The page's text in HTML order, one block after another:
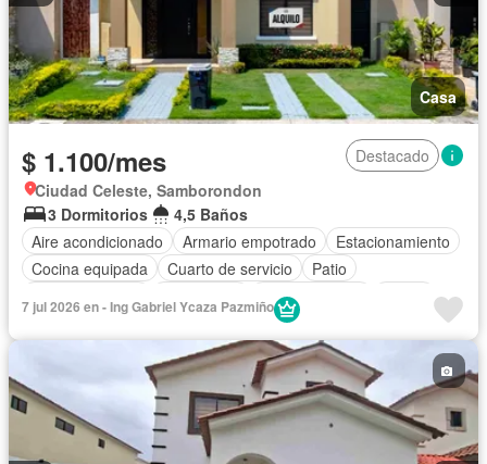
Casa
$ 1.100/mes
Destacado
Ciudad Celeste, Samborondon
3 Dormitorios
4,5 Baños
Aire acondicionado
Armario empotrado
Estacionamiento
Cocina equipada
Cuarto de servicio
Patio
Cocina integral
Garita de guardianía
Seguridad
Wifi Solo familias Sin amoblar
7 jul 2026 en - Ing Gabriel Ycaza Pazmiño